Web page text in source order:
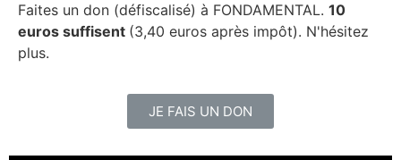
Faites un don (défiscalisé) à FONDAMENTAL. 10
euros suffisent (3,40 euros après impôt). N'hésitez
plus.
JE FAIS UN DON